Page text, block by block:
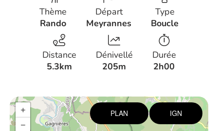
Thème
Rando
Départ
Meyrannes
Type
Boucle
Distance
5.3km
Dénivellé
205m
Durée
2h00
+
−
PLAN IGN